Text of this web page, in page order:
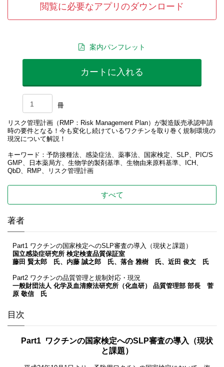
閲覧に必要なアプリのダウンロード
案内パンフレット
カートに入れる
冊
リスク管理計画（RMP：Risk Management Plan）が製造販売承認申請
時の要件となる！今も変化し続けているワクチンを取り巻く規制環境の
現況について解説！
キーワード：予防接種法、感染症法、薬事法、国家検定、SLP、PIC/S
GMP、日本薬局方、生物学的製剤基準、生物由来原料基準、ICH、
QbD、RMP、リスク管理計画
すべて
著者
Part1 ワクチンの国家検定へのSLP審査の導入（現状と課題）
国立感染症研究所 検定検査品質保証室
藤田 賢太郎 氏、内藤 誠之郎 氏、落合 雅樹 氏、近田 俊文 氏
Part2 ワクチンの品質管理と規制対応・現況
一般財団法人 化学及血清療法研究所（化血研） 品質管理部 部長 菅
原 敬信 氏
目次
Part1 ワクチンの国家検定へのSLP審査の導入（現状
と課題）